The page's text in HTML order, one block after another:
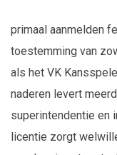
primaal aanmelden
toestemming van
als het VK
naderen levert
superintendentie en
licentie zorgt